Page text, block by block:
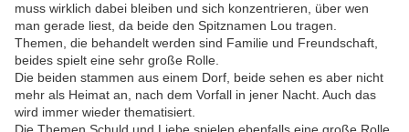
muss wirklich dabei bleiben und sich konzentrieren, über wen
man gerade liest, da beide den Spitznamen Lou tragen.
Themen, die behandelt werden sind Familie und Freundschaft,
beides spielt eine sehr große Rolle.
Die beiden stammen aus einem Dorf, beide sehen es aber nicht
mehr als Heimat an, nach dem Vorfall in jener Nacht. Auch das
wird immer wieder thematisiert.